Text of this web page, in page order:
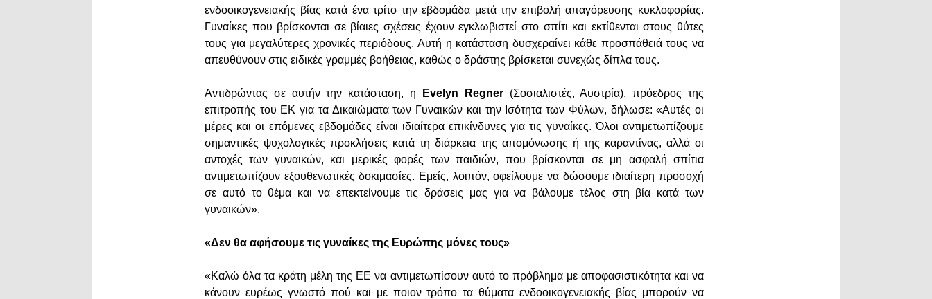
ενδοοικογενειακής βίας κατά ένα τρίτο την εβδομάδα μετά την επιβολή απαγόρευσης κυκλοφορίας.
Γυναίκες που βρίσκονται σε βίαιες σχέσεις έχουν εγκλωβιστεί στο σπίτι και εκτίθενται στους θύτες
τους για μεγαλύτερες χρονικές περιόδους. Αυτή η κατάσταση δυσχεραίνει κάθε προσπάθειά τους να
απευθύνουν στις ειδικές γραμμές βοήθειας, καθώς ο δράστης βρίσκεται συνεχώς δίπλα τους.
Αντιδρώντας σε αυτήν την κατάσταση, η Evelyn Regner(Σοσιαλιστές, Αυστρία), πρόεδρος της
επιτροπής του ΕΚ για τα Δικαιώματα των Γυναικών και την Ισότητα των Φύλων, δήλωσε: «Αυτές οι
μέρες και οι επόμενες εβδομάδες είναι ιδιαίτερα επικίνδυνες για τις γυναίκες. Όλοι αντιμετωπίζουμε
σημαντικές ψυχολογικές προκλήσεις κατά τη διάρκεια της απομόνωσης ή της καραντίνας, αλλά οι
αντοχές των γυναικών, και μερικές φορές των παιδιών, που βρίσκονται σε μη ασφαλή σπίτια
αντιμετωπίζουν εξουθενωτικές δοκιμασίες. Εμείς, λοιπόν, οφείλουμε να δώσουμε ιδιαίτερη προσοχή
σε αυτό το θέμα και να επεκτείνουμε τις δράσεις μας για να βάλουμε τέλος στη βία κατά των
γυναικών».
«Δεν θα αφήσουμε τις γυναίκες της Ευρώπης μόνες τους»
«Καλώ όλα τα κράτη μέλη της ΕΕ να αντιμετωπίσουν αυτό το πρόβλημα με αποφασιστικότητα και να
κάνουν ευρέως γνωστό πού και με ποιον τρόπο τα θύματα ενδοοικογενειακής βίας μπορούν να